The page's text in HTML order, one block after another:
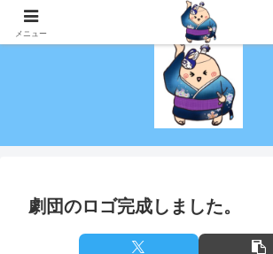
演技を趣味にしたい！初心者でも社会人でも演劇が
劇団のロゴ完成しました。
メニュー